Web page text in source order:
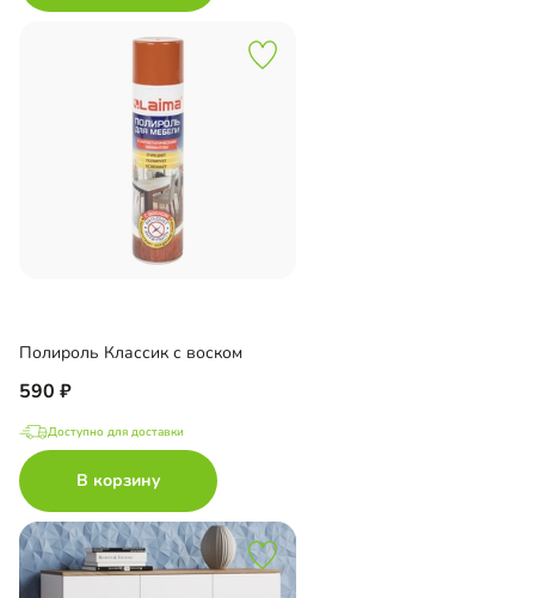
Полироль Классик с воском
590
Доступно для доставки
В корзину